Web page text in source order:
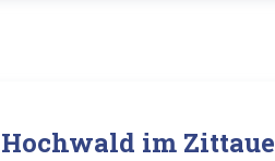
Hochwald im